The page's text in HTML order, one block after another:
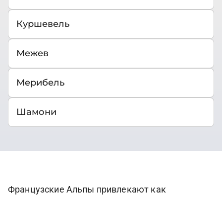
Куршевель
Межев
Мерибель
Шамони
Французские Альпы привлекают как